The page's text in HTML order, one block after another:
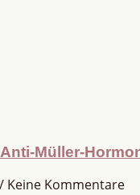
Müller-
Keine Kommentare